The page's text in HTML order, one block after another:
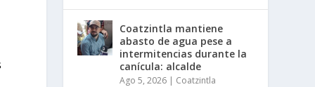
Coatzintla mantiene
abasto de agua pese a
intermitencias durante la
canícula: alcalde
Ago 5, 2026 | Coatzintla